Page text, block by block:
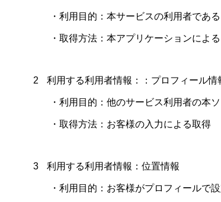
・利用目的：本サービスの利用者であ
・取得方法：本アプリケーションによ
2 利用する利用者情報：：プロフィール情
・利用目的：他のサービス利用者の本
・取得方法：お客様の入力による取得
3 利用する利用者情報：位置情報
・利用目的：お客様がプロフィールで